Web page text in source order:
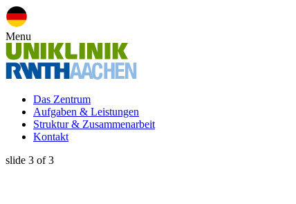
Menu
Das Zentrum
Aufgaben & Leistungen
Struktur & Zusammenarbeit
Kontakt
Zum Inhalt springen
slide 3 of 3